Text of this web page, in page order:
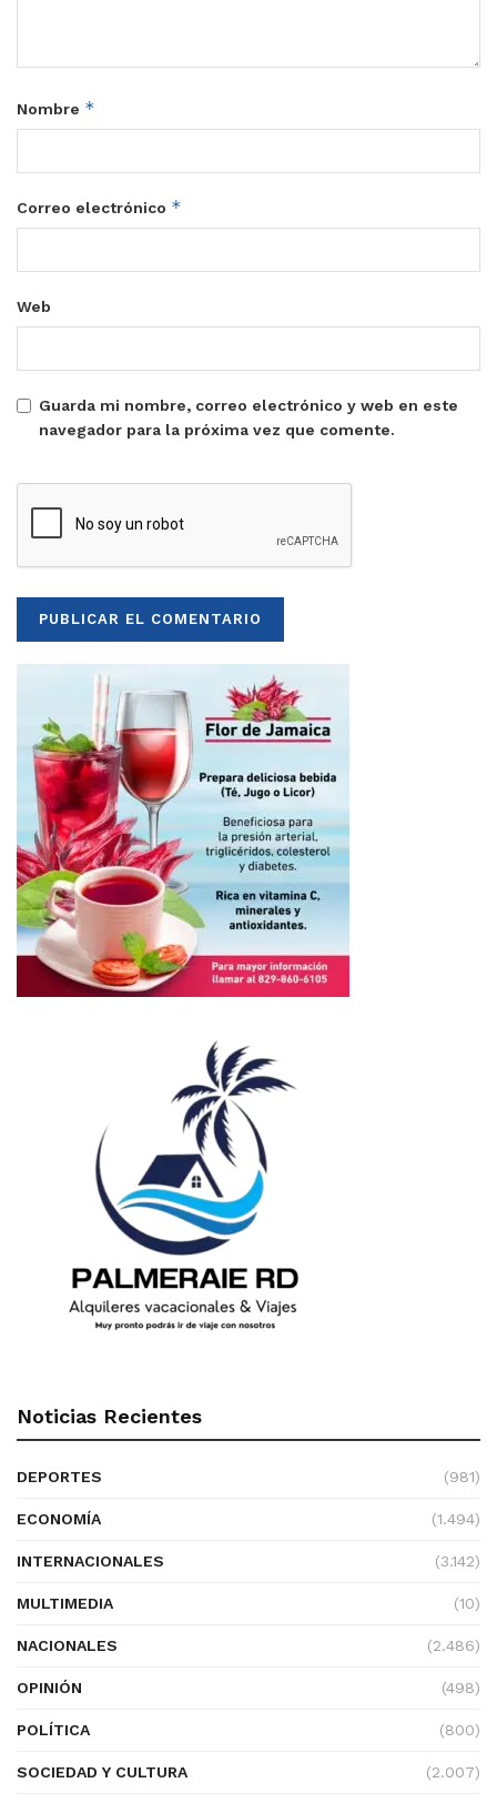
Nombre *
Correo electrónico *
Web
Guarda mi nombre, correo electrónico y web en este
navegador para la próxima vez que comente.
Noticias Recientes
DEPORTES (981)
ECONOMÍA (1.494)
INTERNACIONALES (3.142)
MULTIMEDIA (10)
NACIONALES (2.486)
OPINIÓN (498)
POLÍTICA (800)
SOCIEDAD Y CULTURA (2.007)